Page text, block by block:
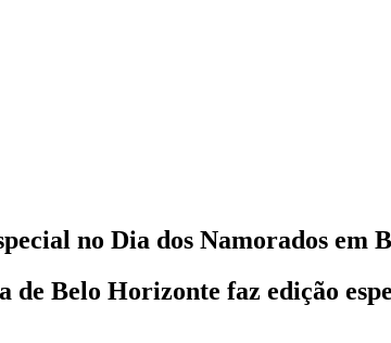
no Dia dos Namorados em
Belo Horizonte faz edição